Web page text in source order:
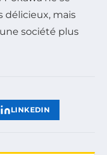
délicieux, mais
société plus
LINKEDIN